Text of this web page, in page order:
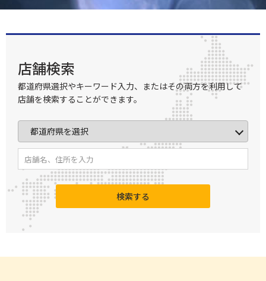
店舗検索
都道府県選択やキーワード入力、またはその両方を利用して
店舗を検索することができます。
検索する